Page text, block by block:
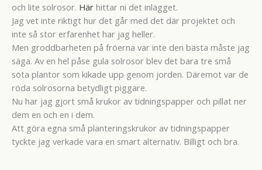
och lite solrosor. Här hittar ni det inlägget.
Jag vet inte riktigt hur det går med det där projektet och
inte så stor erfarenhet har jag heller.
Men groddbarheten på fröerna var inte den bästa måste jag
säga. Av en hel påse gula solrosor blev det bara tre små
söta plantor som kikade upp genom jorden. Däremot var de
röda solrosorna betydligt piggare.
Nu har jag gjort små krukor av tidningspapper och pillat ner
dem en och en i dem.
Att göra egna små planteringskrukor av tidningspapper
tyckte jag verkade vara en smart alternativ. Billigt och bra.